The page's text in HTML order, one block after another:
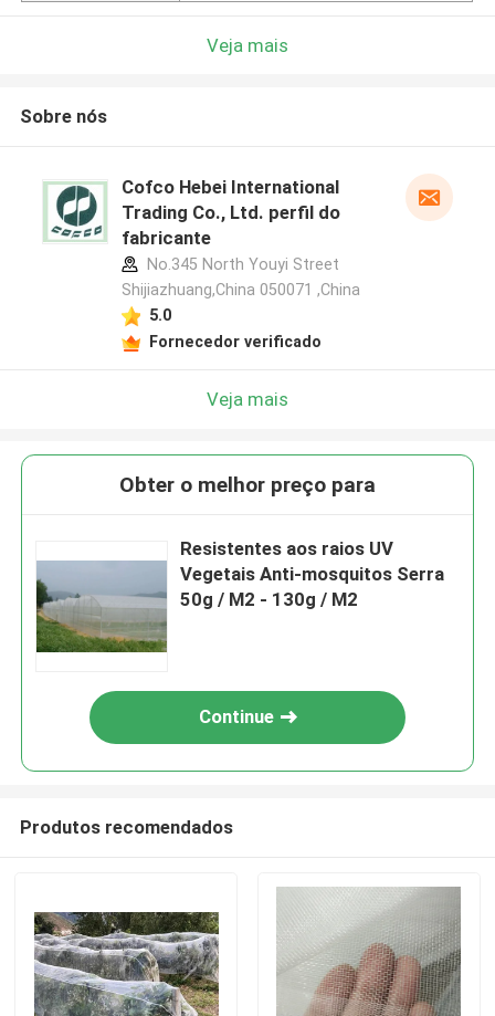
Veja mais
Sobre nós
Cofco Hebei International
Trading Co., Ltd. perfil do
fabricante
No.345 North Youyi Street
Shijiazhuang,China 050071 ,China
5.0
Fornecedor verificado
Veja mais
Obter o melhor preço para
Resistentes aos raios UV
Vegetais Anti-mosquitos Serra
50g / M2 - 130g / M2
Continue
Produtos recomendados